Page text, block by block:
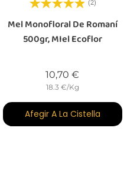
(2)
Mel Monofloral De Romaní
500gr, MIel Ecoflor
10,70 €
18.3 €/Kg
Afegir A La Cistella